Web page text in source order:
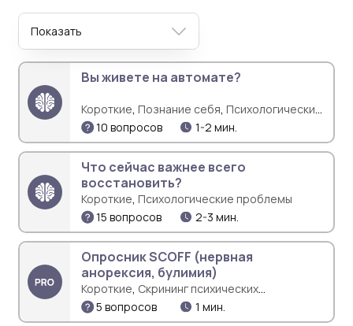
Показать
Вы живете на автомате?
Короткие, Познание себя, Психологические
проблемы
10 вопросов 1-2 мин.
Что сейчас важнее всего
восстановить?
Короткие, Психологические проблемы
15 вопросов
2-3 мин.
Опросник SCOFF (нервная
анорексия, булимия)
Короткие, Скрининг психических
расстройств
5 вопросов 1 мин.